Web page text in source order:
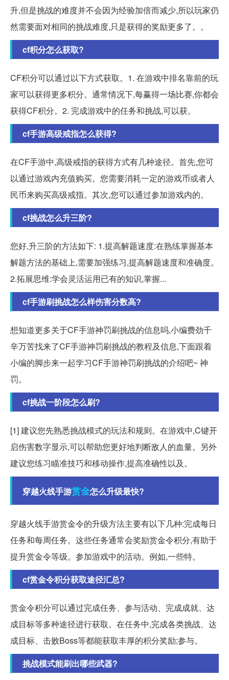
升,但是挑战的难度并不会因为经验加倍而减少,所以玩家仍
然需要面对相同的挑战难度,只是获得的奖励更多了。。
cf积分怎么获取?
CF积分可以通过以下方式获取。1. 在游戏中排名靠前的玩
家可以获得更多积分。通常情况下,每赢得一场比赛,你都会
获得CF积分。2. 完成游戏中的任务和挑战,可以获。
cf手游高级戒指怎么获得?
在CF手游中,高级戒指的获得方式有几种途径。首先,您可
以通过游戏内充值购买。您需要消耗一定的游戏币或者人
民币来购买高级戒指。其次,您可以通过参加游戏内的。
cf挑战怎么升三阶?
您好,升三阶的方法如下: 1.提高解题速度:在熟练掌握基本
解题方法的基础上,需要加强练习,提高解题速度和准确度。
2.拓展思维:学会灵活运用已有的知识,掌握...
cf手游刷挑战怎么样伤害分数高?
想知道更多关于CF手游神罚刷挑战的信息吗,小编费劲千
辛万苦找来了CF手游神罚刷挑战的教程及信息,下面跟着
小编的脚步来一起学习CF手游神罚刷挑战的介绍吧~ 神
罚。
cf挑战一阶段怎么刷?
[1] 建议您先熟悉挑战模式的玩法和规则。在游戏中,C键开
启伤害数字显示,可以帮助您更好地判断敌人的血量。另外
建议您练习瞄准技巧和移动操作,提高准确性以及。
穿越火线手游赏金怎么升级最快?
穿越火线手游赏金令的升级方法主要有以下几种:完成每日
任务和每周任务。这些任务通常会奖励赏金令积分,有助于
提升赏金令等级。参加游戏中的活动。例如,一些特。
cf赏金令积分获取途径汇总?
赏金令积分可以通过完成任务、参与活动、完成成就、达
成目标等多种途径进行获取。在任务中,完成各类挑战、达
成目标、击败Boss等都能获取丰厚的积分奖励;参与。
挑战模式能刷出哪些武器?